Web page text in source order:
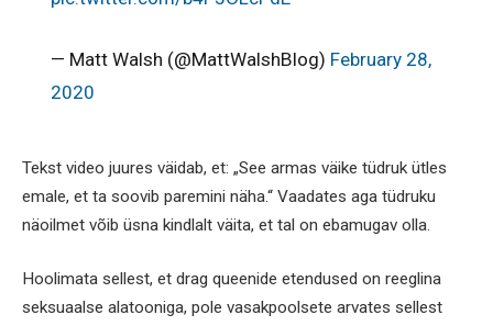
— Matt Walsh (@MattWalshBlog) February 28,
2020
Tekst video juures väidab, et: „See armas väike tüdruk ütles
emale, et ta soovib paremini näha.“ Vaadates aga tüdruku
näoilmet võib üsna kindlalt väita, et tal on ebamugav olla.
Hoolimata sellest, et drag queenide etendused on reeglina
seksuaalse alatooniga, pole vasakpoolsete arvates sellest